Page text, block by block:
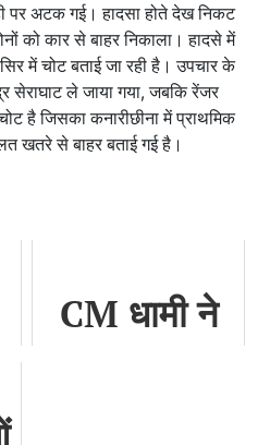
पर अटक गई। हादसा होते देख निकट
को कार से बाहर निकाला। हादसे में
में चोट बताई जा रही है। उपचार के
सेराघाट ले जाया गया, जबकि रेंजर
है जिसका कनारीछीना में प्राथमिक
खतरे से बाहर बताई गई है।
CM धामी ने